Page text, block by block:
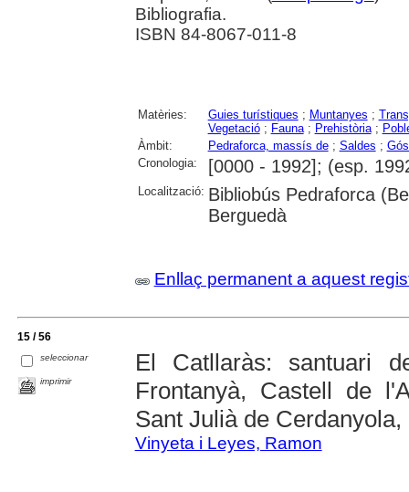
Bibliografia.
ISBN 84-8067-011-8
Matèries: Guies turístiques ; Muntanyes ;
Vegetació; Fauna; Prehistòria;
Àmbit:
Pedraforca, massís de; Saldes ;
Cronologia:
[0000 - 1992]; (esp.
Localització: Bibliobús Pedraforca
Berguedà
Enllaç permanent a aquest
15 / 56
seleccionar
imprimir
El Catllaràs: santuari
Frontanyà, Castell de
Sant Julià de
Vinyeta i Leyes, Ramon